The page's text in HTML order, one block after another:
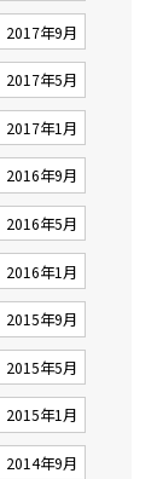
2017年9月
2017年5月
2017年1月
2016年9月
2016年5月
2016年1月
2015年9月
2015年5月
2015年1月
2014年9月